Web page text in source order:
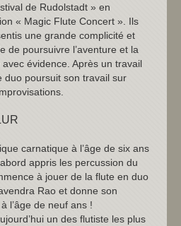
de Rudolstadt » en
« Magic Flute Concert ». Ils
une grande complicité et
de poursuivre l’aventure et la
avec évidence. Après un travail
duo poursuit son travail sur
carnatique à l’âge de six ans
appris les percussion du
à jouer de la flute en duo
Rao et donne son
l’âge de neuf ans !
un des flutiste les plus